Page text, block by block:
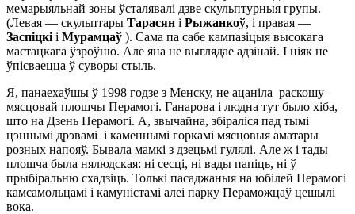
мемарыяльнай зоны ўсталявалі дзве скульптурныя групы.
(Левая — скульптары Тарасян і Рыжанкoў, і правая —
Заспіцкі і Мурамцаў ). Сама па сабе кампазіцыя высокага
мастацкага ўзроўню. Але яна не выглядае адзінай. І ніяк не
ўпісваецца ў суворы стыль.
Я, панаехаўшы ў 1998 годзе з Менску, не ацаніла раскошу
мясцовай плошчы Перамогі. Ганарова і людна тут было хіба,
што на Дзень Перамогі. А, звычайна, збіраліся пад тымі
цэннымі дрэвамі і каменнымі горкамі мясцовыя аматары
розных напояў. Бывала мамкі з дзецьмі гулялі. Але ж і тады
плошча была нялюдская: ні сесці, ні вады папіць, ні ў
прыбіральню схадзіць. Толькі пасаджаныя на юбілей Перамогі
камсамольцамі і камуністамі алеі парку Пераможцаў цешылі
вока.